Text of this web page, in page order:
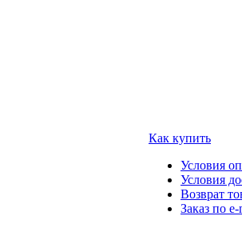
Как купить
Условия
Условия
Возврат
Заказ по e-